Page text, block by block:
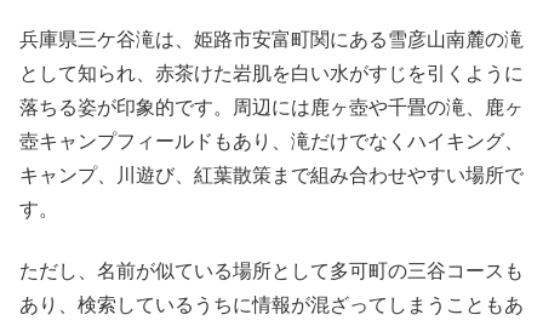
兵庫県三ケ谷滝は、姫路市安富町関にある雪彦山南麓の滝
として知られ、赤茶けた岩肌を白い水がすじを引くように
落ちる姿が印象的です。周辺には鹿ヶ壺や千畳の滝、鹿ヶ
壺キャンプフィールドもあり、滝だけでなくハイキング、
キャンプ、川遊び、紅葉散策まで組み合わせやすい場所で
す。
ただし、名前が似ている場所として多可町の三谷コースも
あり、検索しているうちに情報が混ざってしまうこともあ